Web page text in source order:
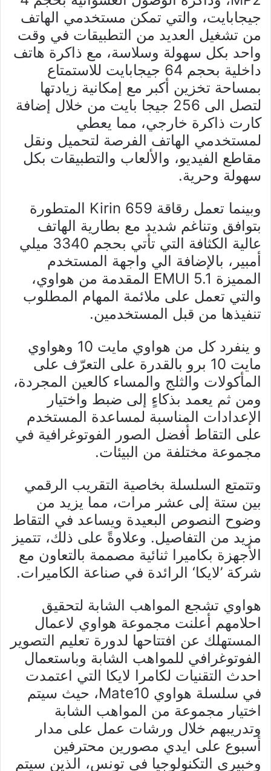
جيجابايت، والتي تمكن مستخدمي الهاتف
من تشغيل العديد من التطبيقات في وقت
واحد بكل سهولة وسلاسة، مع ذاكرة هاتف
داخلية بحجم 64 جيجابايت للاستمتاع
بمساحة تخزين أكبر مع إمكانية زيادتها
لتصل الى 256 جيجا بايت من خلال إضافة
كارت ذاكرة خارجي، مما يعطي
لمستخدمي الهاتف الفرصة لتحميل ونقل
مقاطع الفيديو، والألعاب والتطبيقات بكل
سهولة وحرية.
وبينما تعمل رقاقة Kirin 659 المتطورة
بتوافق وتناغم شديد مع بطارية الهاتف
عالية الكثافة التي تأتي بحجم 3340 ميلي
أمبير، بالإضافة الي واجهة المستخدم
المميزة EMUI 5.1 المقدمة من هواوي،
والتي تعمل على ملائمة المهام المطلوب
تنفيذها من قبل المستخدمين.
و ينفرد كل من هواوي مايت 10 وهواوي
مايت 10 برو بالقدرة على التعرّف على
المأكولات والثلج والمساء كالعين المجردة،
ومن ثم يعمد بذكاءٍ إلى ضبط واختيار
الإعدادات المناسبة لمساعدة المستخدم
على التقاط أفضل الصور الفوتوغرافية في
مجموعة مختلفة من البيئات.
وتتمتع السلسلة بخاصية التقريب الرقمي
بين ستة إلى عشر مرات، مما يزيد من
وضوح النصوص البعيدة ويساعد في التقاط
مزيد من التفاصيل. وعلاوةً على ذلك، تتميز
الأجهزة بكاميرا ثنائية مصممة بالتعاون مع
شركة ’لايكا‘ الرائدة في صناعة الكاميرات.
هواوي تشجع المواهب الشابة لتحقيق
احلامهم أعلنت مجموعة هواوي لاعمال
المستهلك عن افتتاحها لدورة تعليم التصوير
الفوتوغرافي للمواهب الشابة وباستعمال
احدث التقنيات لكامرا لايكا التي اعتمدت
في سلسلة هواوي Mate10، حيث سيتم
اختيار مجموعة من المواهب الشابة
وتدريبهم خلال ورشات عمل على مدار
أسبوع على ايدي مصورين محترفين
وخبيري التكنولوجيا في تونس، الذين سيتم